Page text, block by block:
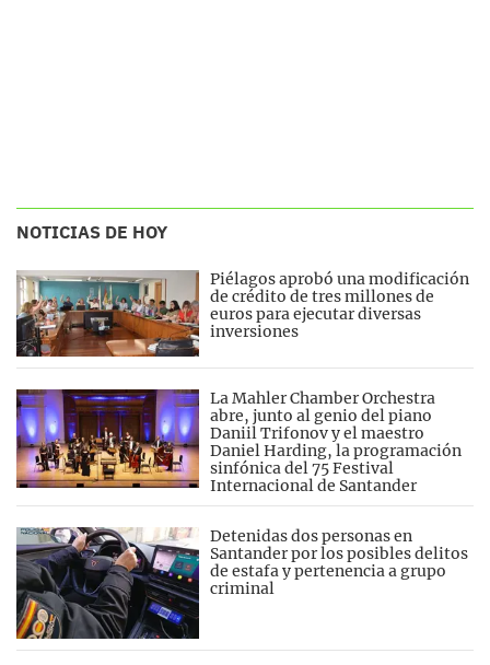
NOTICIAS DE HOY
Piélagos aprobó una modificación
de crédito de tres millones de
euros para ejecutar diversas
inversiones
La Mahler Chamber Orchestra
abre, junto al genio del piano
Daniil Trifonov y el maestro
Daniel Harding, la programación
sinfónica del 75 Festival
Internacional de Santander
Detenidas dos personas en
Santander por los posibles delitos
de estafa y pertenencia a grupo
criminal